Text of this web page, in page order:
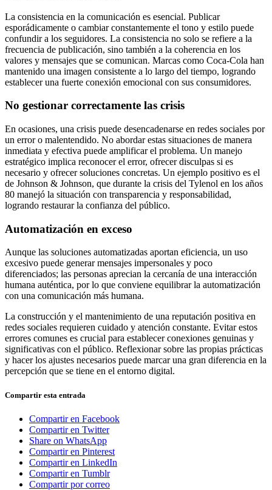
La consistencia en la comunicación es esencial. Publicar
esporádicamente o cambiar constantemente el tono y estilo puede
confundir a los seguidores. La consistencia no solo se refiere a la
frecuencia de publicación, sino también a la coherencia en los
valores y mensajes que se comunican. Marcas como Coca-Cola han
mantenido una imagen consistente a lo largo del tiempo, logrando
establecer una fuerte conexión emocional con sus consumidores.
No gestionar correctamente las crisis
En ocasiones, una crisis puede desencadenarse en redes sociales por
un error o malentendido. No abordar estas situaciones de manera
inmediata y efectiva puede amplificar el problema. Un manejo
estratégico implica reconocer el error, ofrecer disculpas si es
necesario y ofrecer soluciones concretas. Un ejemplo positivo es el
de Johnson & Johnson, que durante la crisis del Tylenol en los años
80 manejó la situación con transparencia y responsabilidad,
logrando restaurar la confianza del público.
Automatización en exceso
Aunque las soluciones automatizadas aportan eficiencia, un uso
excesivo puede generar mensajes impersonales y poco
diferenciados; las personas aprecian la cercanía de una interacción
humana auténtica, por lo que conviene equilibrar la automatización
con una comunicación más humana.
La construcción y el mantenimiento de una reputación positiva en
redes sociales requieren cuidado y atención constante. Evitar estos
errores comunes es crucial para establecer conexiones genuinas y
significativas con el público. Reflexionar sobre las propias prácticas
y hacer los ajustes necesarios puede marcar una gran diferencia en la
percepción que se tiene en el entorno digital.
Compartir esta entrada
Compartir en Facebook
Compartir en Twitter
Share on WhatsApp
Compartir en Pinterest
Compartir en LinkedIn
Compartir en Tumblr
Compartir por correo